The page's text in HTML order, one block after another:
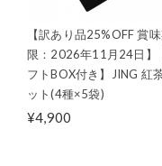
【訳あり品25%OFF 賞
限：2026年11月24日】
フトBOX付き】JING 紅
ット(4種×5袋)
¥4,900